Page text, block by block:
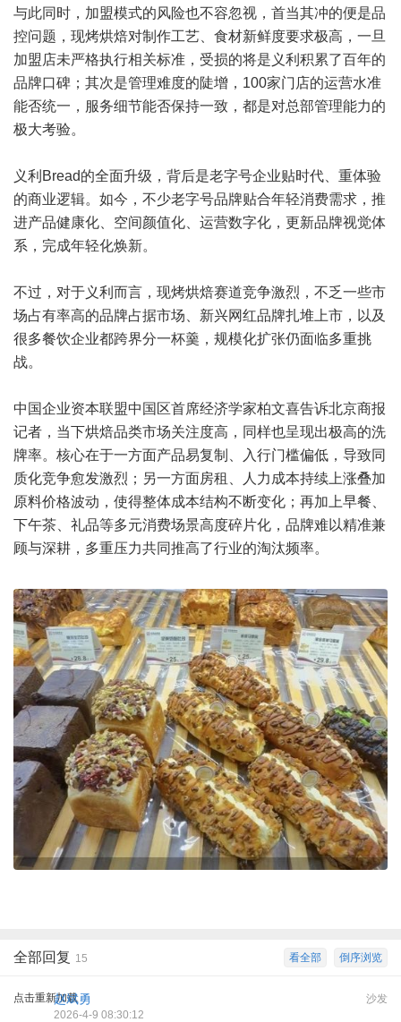
与此同时，加盟模式的风险也不容忽视，首当其冲的便是品
控问题，现烤烘焙对制作工艺、食材新鲜度要求极高，一旦
加盟店未严格执行相关标准，受损的将是义利积累了百年的
品牌口碑；其次是管理难度的陡增，100家门店的运营水准
能否统一，服务细节能否保持一致，都是对总部管理能力的
极大考验。
义利Bread的全面升级，背后是老字号企业贴时代、重体验
的商业逻辑。如今，不少老字号品牌贴合年轻消费需求，推
进产品健康化、空间颜值化、运营数字化，更新品牌视觉体
系，完成年轻化焕新。
不过，对于义利而言，现烤烘焙赛道竞争激烈，不乏一些市
场占有率高的品牌占据市场、新兴网红品牌扎堆上市，以及
很多餐饮企业都跨界分一杯羹，规模化扩张仍面临多重挑
战。
中国企业资本联盟中国区首席经济学家柏文喜告诉北京商报
记者，当下烘焙品类市场关注度高，同样也呈现出极高的洗
牌率。核心在于一方面产品易复制、入行门槛偏低，导致同
质化竞争愈发激烈；另一方面房租、人力成本持续上涨叠加
原料价格波动，使得整体成本结构不断变化；再加上早餐、
下午茶、礼品等多元消费场景高度碎片化，品牌难以精准兼
顾与深耕，多重压力共同推高了行业的淘汰频率。
倒序浏览
看全部
全部回复 15
点击重新加载 沙发
赵斌勇
2026-4-9 08:30:12